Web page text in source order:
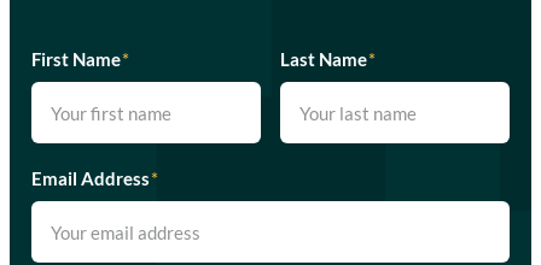
First Name* Last Name*
Email Address*